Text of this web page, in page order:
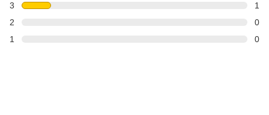
3
1
2
0
1
0